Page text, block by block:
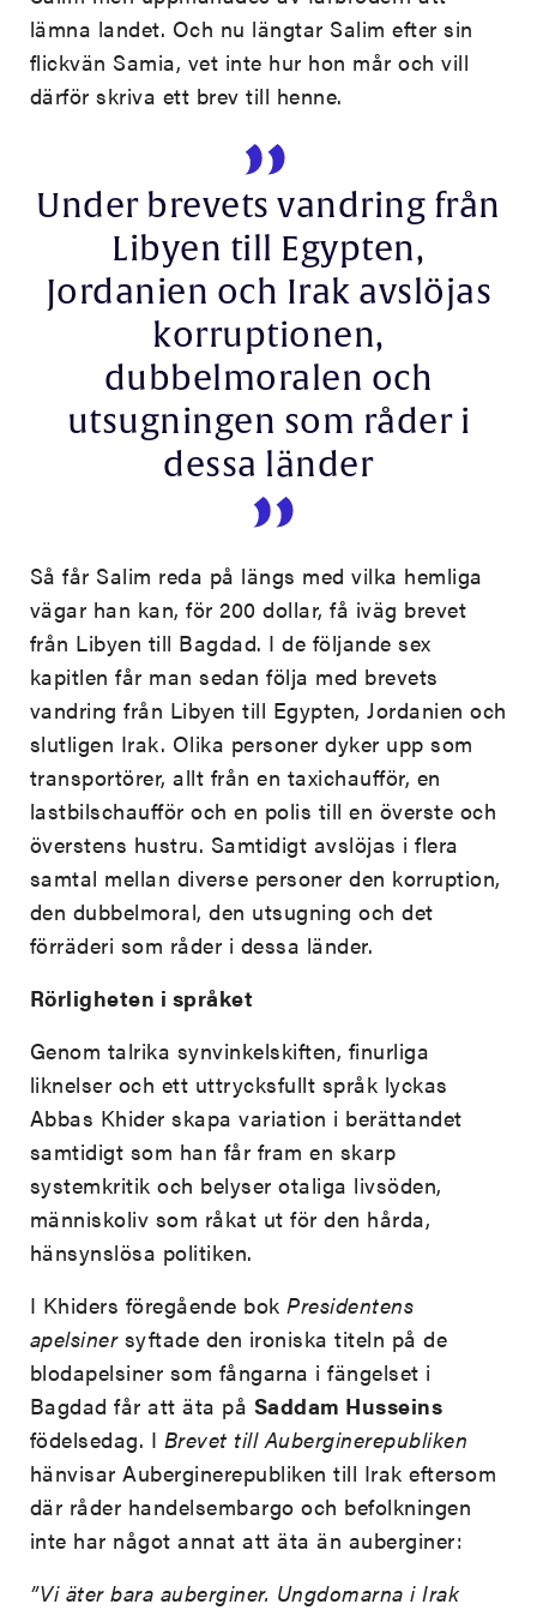
lämna landet. Och nu längtar Salim efter sin
flickvän Samia, vet inte hur hon mår och vill
därför skriva ett brev till henne.
Under brevets vandring från
Libyen till Egypten,
Jordanien och Irak avslöjas
korruptionen,
dubbelmoralen och
utsugningen som råder i
dessa länder
Så får Salim reda på längs med vilka hemliga
vägar han kan, för 200 dollar, få iväg brevet
från Libyen till Bagdad. I de följande sex
kapitlen får man sedan följa med brevets
vandring från Libyen till Egypten, Jordanien och
slutligen Irak. Olika personer dyker upp som
transportörer, allt från en taxichaufför, en
lastbilschaufför och en polis till en överste och
överstens hustru. Samtidigt avslöjas i flera
samtal mellan diverse personer den korruption,
den dubbelmoral, den utsugning och det
förräderi som råder i dessa länder.
Rörligheten i språket
Genom talrika synvinkelskiften, finurliga
liknelser och ett uttrycksfullt språk lyckas
Abbas Khider skapa variation i berättandet
samtidigt som han får fram en skarp
systemkritik och belyser otaliga livsöden,
människoliv som råkat ut för den hårda,
hänsynslösa politiken.
I Khiders föregående bokPresidentens
apelsinersyftade den ironiska titeln på de
blodapelsiner som fångarna i fängelset i
Bagdad får att äta på Saddam Husseins
födelsedag. I Brevet till Auberginerepubliken
hänvisar Auberginerepubliken till Irak eftersom
där råder handelsembargo och befolkningen
inte har något annat att äta än auberginer:
”Vi äter bara auberginer. Ungdomarna i Irak